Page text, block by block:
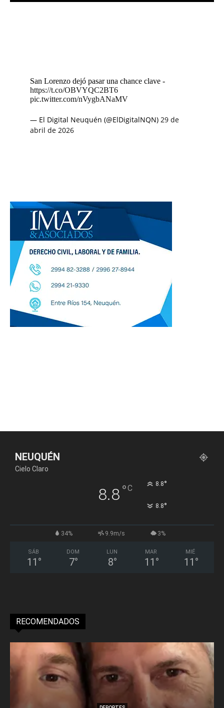
San Lorenzo dejó pasar una chance clave -
https://t.co/OBVYQC2BT6
pic.twitter.com/nVygbANaMV
— El Digital Neuquén (@ElDigitalNQN) 29 de
abril de 2026
NEUQUÉN
Cielo Claro
8.8°C 8.8°
8.8°
34% 9.9m/s 3%
SÁB
11 °
DOM
7°
LUN
8°
MAR
11 °
MIÉ
11 °
RECOMENDADOS